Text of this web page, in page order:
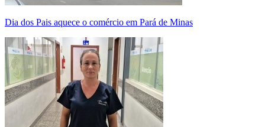
Dia dos Pais aquece o comércio em Pará de Minas